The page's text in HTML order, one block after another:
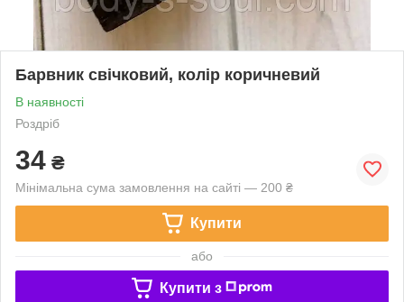
Барвник свічковий, колір коричневий
В наявності
Роздріб
34 ₴
Мінімальна сума замовлення на сайті — 200 ₴
Купити
або
Купити з